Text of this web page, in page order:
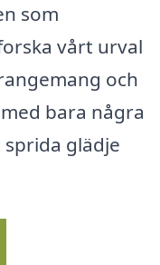
som
vårt urval
och
bara några
sprida glädje